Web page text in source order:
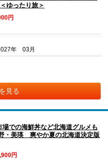
ゆったり旅＞
円
年 03月
見る
場での海鮮丼など北海道グルメも
・美瑛 爽やか夏の北海道決定版
円